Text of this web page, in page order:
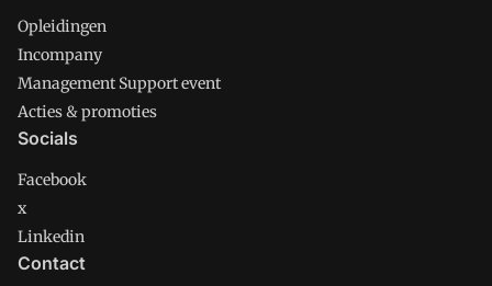
Opleidingen
Incompany
Management Support event
Acties & promoties
Socials
Facebook
x
Linkedin
Contact